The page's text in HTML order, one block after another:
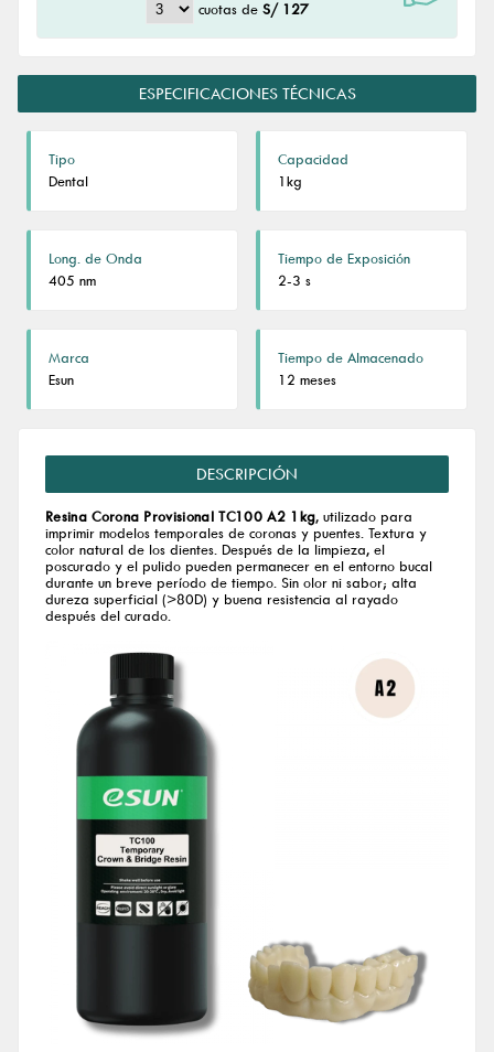
cuotas deS/ 127
ESPECIFICACIONES TÉCNICAS
Tipo
Dental
Capacidad
1kg
Long. de Onda
405 nm
Tiempo de Exposición
2-3 s
Marca
Esun
Tiempo de Almacenado
12 meses
DESCRIPCIÓN
Resina Corona Provisional TC100 A2 1kg, utilizado para
imprimir modelos temporales de coronas y puentes. Textura y
color natural de los dientes. Después de la limpieza, el
poscurado y el pulido pueden permanecer en el entorno bucal
durante un breve período de tiempo. Sin olor ni sabor; alta
dureza superficial (>80D) y buena resistencia al rayado
después del curado.